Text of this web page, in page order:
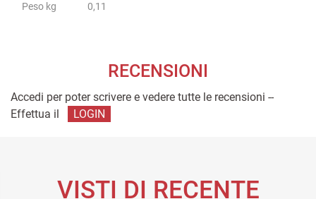
Peso kg
0,11
RECENSIONI
Accedi per poter scrivere e vedere tutte le recensioni --
Effettua il
LOGIN
VISTI DI RECENTE